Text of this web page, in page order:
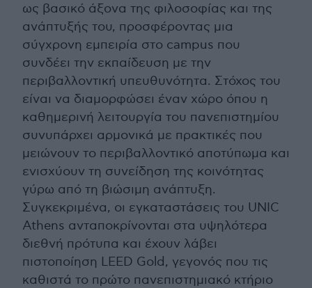
ως βασικό άξονα της φιλοσοφίας και της
ανάπτυξής του, προσφέροντας μια
σύγχρονη εμπειρία στο campus που
συνδέει την εκπαίδευση με την
περιβαλλοντική υπευθυνότητα. Στόχος του
είναι να διαμορφώσει έναν χώρο όπου η
καθημερινή λειτουργία του πανεπιστημίου
συνυπάρχει αρμονικά με πρακτικές που
μειώνουν το περιβαλλοντικό αποτύπωμα και
ενισχύουν τη συνείδηση της κοινότητας
γύρω από τη βιώσιμη ανάπτυξη.
Συγκεκριμένα, οι εγκαταστάσεις του UNIC
Athens ανταποκρίνονται στα υψηλότερα
διεθνή πρότυπα και έχουν λάβει
πιστοποίηση LEED Gold, γεγονός που τις
καθιστά το πρώτο πανεπιστημιακό κτήριο